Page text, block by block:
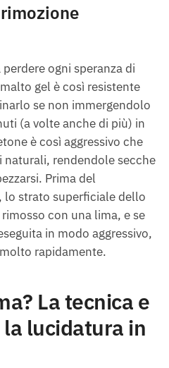
ogni speranza di
gel è così resistente
se non immergendolo
(a volte anche di più) in
è così aggressivo che
naturali, rendendole secche
Prima del
strato superficiale dello
con una lima, e se
in modo aggressivo,
rapidamente.
La tecnica e
lucidatura in